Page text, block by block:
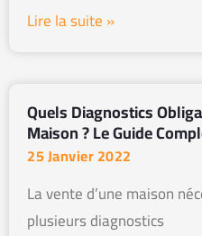
Lire la suite »
Quels Diagnostics
Maison ? Le Guide
25 Janvier 2022
La vente d’une maison
plusieurs diagnostics